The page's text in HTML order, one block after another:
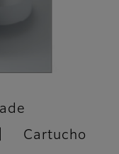
Cartucho